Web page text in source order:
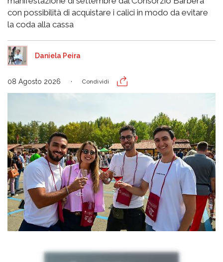
con possibilità di acquistare i calici in modo da evitare
la coda alla cassa
Daniela Peira
08 Agosto 2026 Condividi